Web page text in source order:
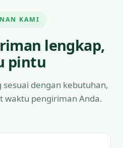
KAMI
lengkap,
pintu
dengan kebutuhan,
waktu pengiriman Anda.